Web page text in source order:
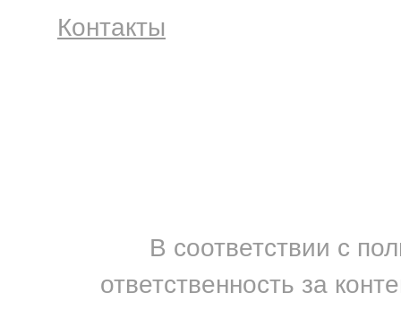
Контакты
В соответствии с
ответственность за